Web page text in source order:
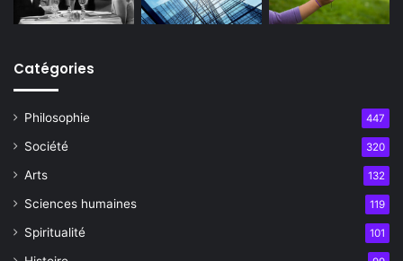
Catégories
Philosophie 447
Société 320
Arts 132
Sciences humaines 119
Spiritualité 101